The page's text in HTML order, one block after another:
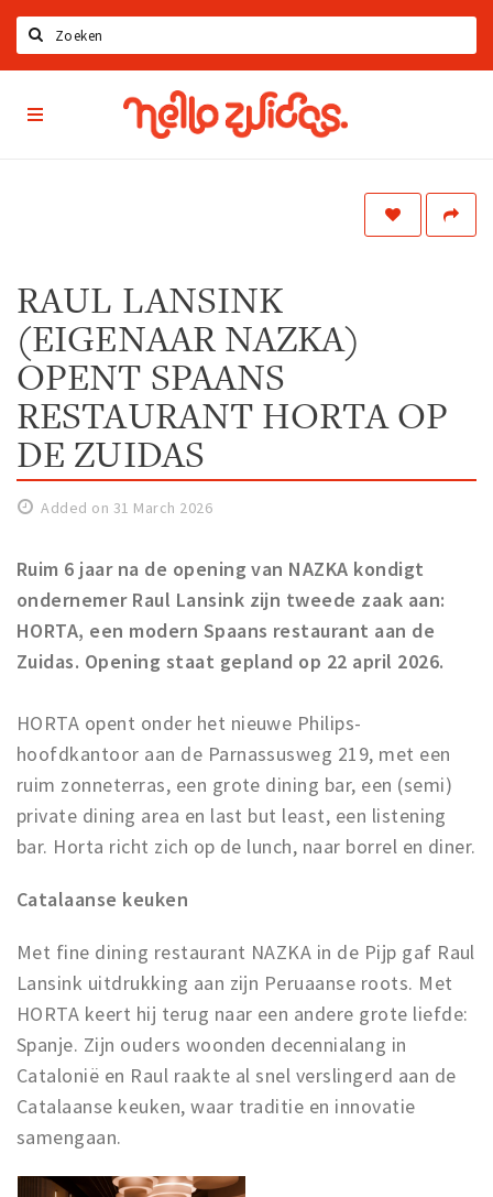
Home
Restaurants
Bars
Hotels
Shops
Live
Education
Travel
Sports & leisure
Columns
Interviews
Hello Zuidas Articles
About Hello Zuidas
Contact
Partner Apps
Sign in
Hello
Zuidas
App
RAUL LANSINK
(EIGENAAR NAZKA)
OPENT SPAANS
RESTAURANT HORTA OP
DE ZUIDAS
Added on 31 March 2026
Ruim 6 jaar na de opening van NAZKA kondigt
ondernemer Raul Lansink zijn tweede zaak aan:
HORTA, een modern Spaans restaurant aan de
Zuidas. Opening staat gepland op 22 april 2026.
HORTA opent onder het nieuwe Philips-
hoofdkantoor aan de Parnassusweg 219, met een
ruim zonneterras, een grote dining bar, een (semi)
private dining area en last but least, een listening
bar. Horta richt zich op de lunch, naar borrel en diner.
Catalaanse keuken
Met fine dining restaurant NAZKA in de Pijp gaf Raul
Lansink uitdrukking aan zijn Peruaanse roots. Met
HORTA keert hij terug naar een andere grote liefde:
Spanje. Zijn ouders woonden decennialang in
Catalonië en Raul raakte al snel verslingerd aan de
Catalaanse keuken, waar traditie en innovatie
samengaan.